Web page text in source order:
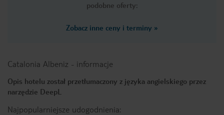
podobne oferty:
Zobacz inne ceny i terminy »
Catalonia Albeniz - informacje
Opis hotelu został przetłumaczony z języka angielskiego przez
narzędzie DeepL
Najpopularniejsze udogodnienia: